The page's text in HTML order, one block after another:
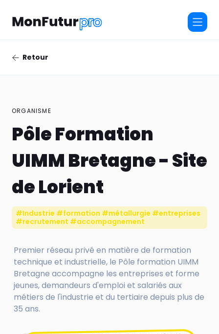
Retour
ORGANISME
Pôle Formation
UIMM Bretagne - Site
de Lorient
#Industrie #formation #métallurgie #entreprises
#recrutement #accompagnement
Premier réseau privé en matière de formation
technique et industrielle, le Pôle formation UIMM
Bretagne accompagne les entreprises et forme
jeunes, demandeurs d'emploi et salariés aux
métiers de l'industrie et du tertiaire depuis plus de
35 ans.